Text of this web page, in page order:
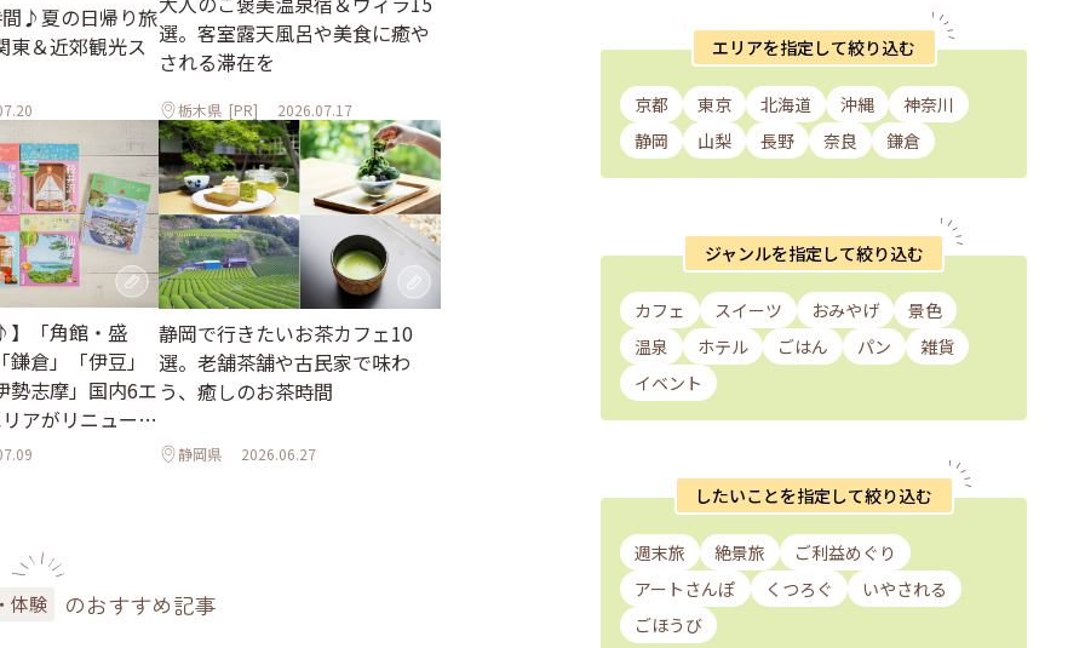
♪夏の日帰り旅
東＆近郊観光ス 選。客室露天風呂や美食に癒や
される滞在を
栃木県[PR] 2026.07.17
「角館・盛
倉」「伊豆」
勢志摩」国内6エ
アがリニューア
静岡で行きたいお茶カフェ10
選。老舗茶舗や古民家で味わ
う、癒しのお茶時間
静岡県 2026.06.27
体験 のおすすめ記事
エリアを指定して絞り込む
京都 東京 北海道 沖縄
神奈川
静岡
山梨 長野 奈良 鎌倉
ジャンルを指定して絞り込む
カフェ スイーツ おみやげ
景色
温泉
ホテル ごはん パン
雑貨
イベント
したいことを指定して絞り込む
週末旅 絶景旅
ご利益めぐり
アートさんぽ
くつろぐ
いやされる
ごほうび